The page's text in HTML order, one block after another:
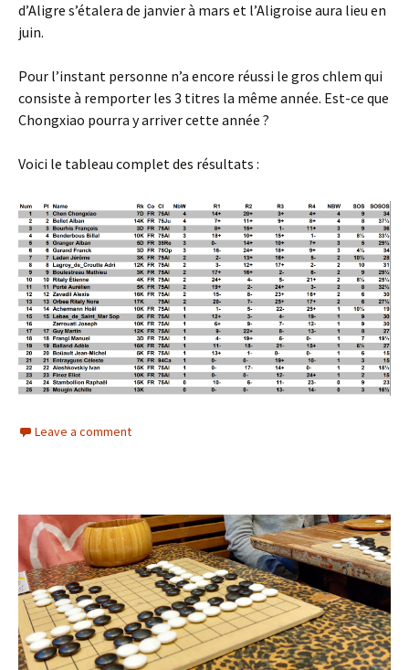
d’Aligre s’étalera de janvier à mars et l’Aligroise aura lieu en
juin.
Pour l’instant personne n’a encore réussi le gros chlem qui
consiste à remporter les 3 titres la même année. Est-ce que
Chongxiao pourra y arriver cette année ?
Voici le tableau complet des résultats :
Leave a comment